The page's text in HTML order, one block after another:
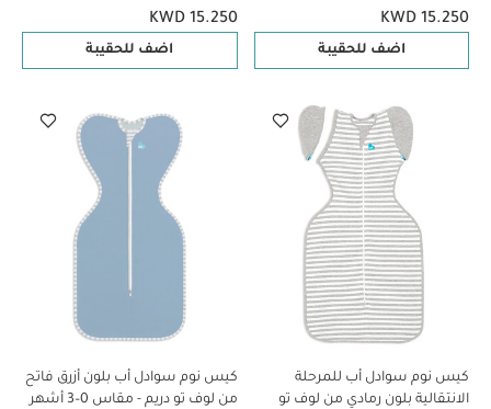
حديثي الولادة
KWD 15.250
اضف للحقيبة
KWD 15.250
اضف للحقيبة
كيس نوم سوادل أب للمرحلة
الانتقالية بلون رمادي من لوف تو
كيس نوم سوادل أب بلون أزرق فاتح
من لوف تو دريم - مقاس 0–3 أشهر